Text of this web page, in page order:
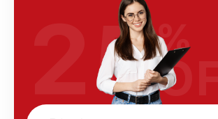
25%